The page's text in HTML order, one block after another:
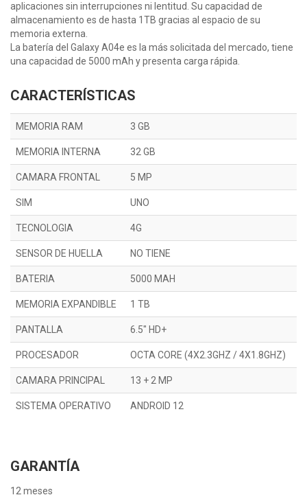
aplicaciones sin interrupciones ni lentitud. Su capacidad de
almacenamiento es de hasta 1TB gracias al espacio de su
memoria externa.
La batería del Galaxy A04e es la más solicitada del mercado, tiene
una capacidad de 5000 mAh y presenta carga rápida.
CARACTERÍSTICAS
MEMORIA RAM 3 GB
MEMORIA INTERNA 32 GB
CAMARA FRONTAL 5 MP
SIM UNO
TECNOLOGIA 4G
SENSOR DE HUELLA NO TIENE
BATERIA 5000 MAH
MEMORIA EXPANDIBLE 1 TB
PANTALLA 6.5" HD+
PROCESADOR OCTA CORE (4X2.3GHZ / 4X1.8GHZ)
CAMARA PRINCIPAL 13 + 2 MP
SISTEMA OPERATIVO ANDROID 12
GARANTÍA
12 meses